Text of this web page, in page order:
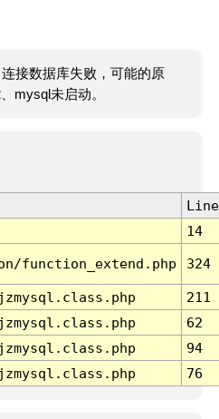
接数据库失败，可能的原
mysql未启动。
Line
14
function_extend.php 324
211
62
94
76